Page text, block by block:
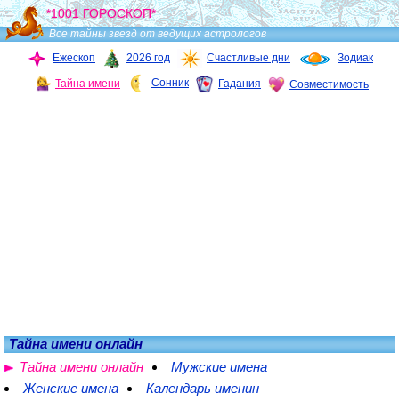
*1001 ГОРОСКОП*
Все тайны звезд от ведущих астрологов
Ежескоп
2026 год Счастливые дни Зодиак
Тайна имени Сонник Гадания Совместимость
Тайна имени онлайн
Тайна имени онлайн
Мужские имена
Женские имена
Календарь именин